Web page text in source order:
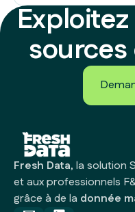
Fresh Data, la solution
et aux professionnels
grâce à de la donnée